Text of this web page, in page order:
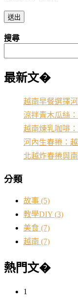
搜尋
最新文�
越南早餐選擇
涼拌青木瓜絲
越南煉乳咖啡
河內生春捲：
北越炸春捲與
分類
故事 (5)
教學DIY (3)
美食 (7)
越南 (7)
熱門文�
1